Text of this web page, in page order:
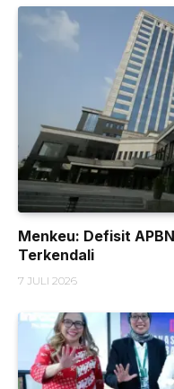
Menkeu: Defisit
Terkendali
7 JULI 2026